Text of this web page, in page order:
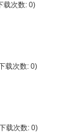
载次数: 0)
载次数: 0)
载次数: 0)